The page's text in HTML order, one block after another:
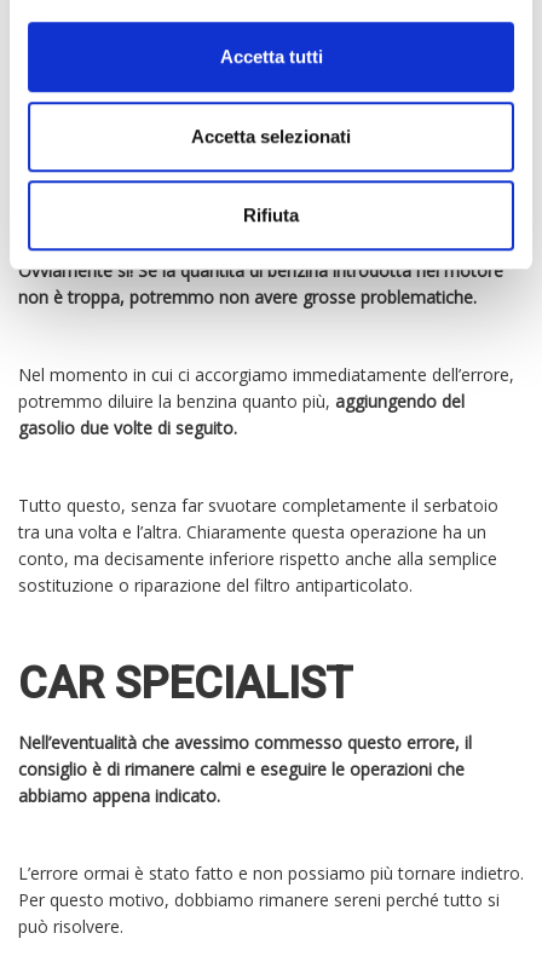
Accetta tutti
Accetta selezionati
Rifiuta
TOLLERATE?
Non appena arriviamo presso l’officina, possiamo ora rimanere
abbastanza sereni che il grosso è stato fatto. Non dobbiamo
che metterci nelle mani dei meccanici.
Esistono dei margini di tolleranza per questo errore?
Ovviamente sì! Se la quantità di benzina introdotta nel motore
non è troppa, potremmo non avere grosse problematiche.
Nel momento in cui ci accorgiamo immediatamente dell’errore,
potremmo diluire la benzina quanto più, aggiungendo del
gasolio due volte di seguito.
Tutto questo, senza far svuotare completamente il serbatoio
tra una volta e l’altra. Chiaramente questa operazione ha un
conto, ma decisamente inferiore rispetto anche alla semplice
sostituzione o riparazione del filtro antiparticolato.
CAR SPECIALIST
Nell’eventualità che avessimo commesso questo errore, il
consiglio è di rimanere calmi e eseguire le operazioni che
abbiamo appena indicato.
L’errore ormai è stato fatto e non possiamo più tornare indietro.
Per questo motivo, dobbiamo rimanere sereni perché tutto si
può risolvere.